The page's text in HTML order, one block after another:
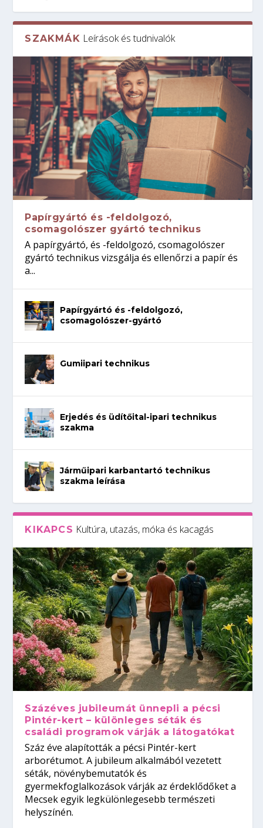
SZAKMÁK Leírások és tudnivalók
Papírgyártó és -feldolgozó,
csomagolószer gyártó technikus
A papírgyártó, és -feldolgozó, csomagolószer
gyártó technikus vizsgálja és ellenőrzi a papír és
a...
Papírgyártó és -feldolgozó,
csomagolószer-gyártó
Gumiipari technikus
Erjedés és üdítőital-ipari technikus
szakma
Járműipari karbantartó technikus
szakma leírása
KIKAPCS Kultúra, utazás, móka és kacagás
Százéves jubileumát ünnepli a pécsi
Pintér-kert – különleges séták és
családi programok várják a látogatókat
Száz éve alapították a pécsi Pintér-kert
arborétumot. A jubileum alkalmából vezetett
séták, növénybemutatók és
gyermekfoglalkozások várják az érdeklődőket a
Mecsek egyik legkülönlegesebb természeti
helyszínén.